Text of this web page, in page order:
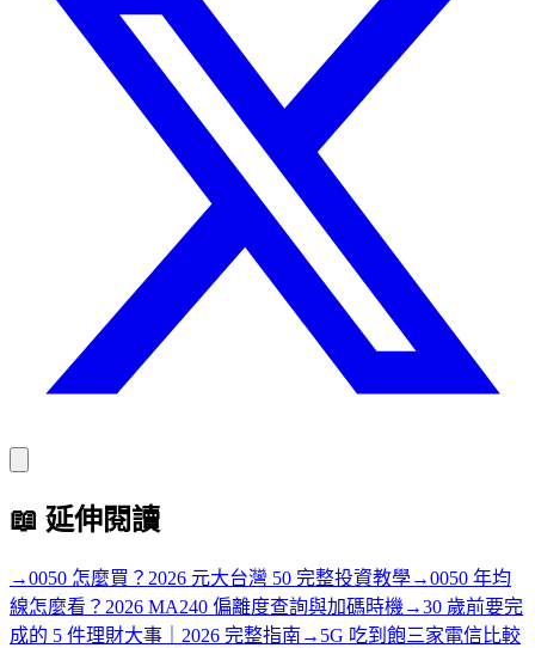
📖 延伸閱讀
→0050 怎麼買？2026 元大台灣 50 完整投資教學→0050 年均
線怎麼看？2026 MA240 偏離度查詢與加碼時機 →30 歲前要完
成的 5 件理財大事｜2026 完整指南 → 5G 吃到飽三家電信比較